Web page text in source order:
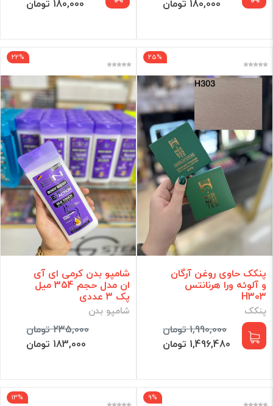
180,000 تومان
180,000 تومان
25%
پنکک حاوی روغن آرگان
و آلوئه ورا هرنانتس
H303
پنکک
1,990,000 تومان
1,496,480 تومان
22%
شامپو بدن کرمی ای آی
ان مدل حجم 354 میل
پک 3 عددی
شامپو بدن
235,000 تومان
183,000 تومان
9%
13%